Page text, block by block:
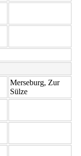
Merseburg, Zur
Sülze